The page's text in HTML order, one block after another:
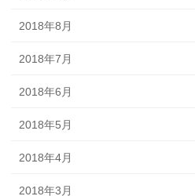
2018年8月
2018年7月
2018年6月
2018年5月
2018年4月
2018年3月